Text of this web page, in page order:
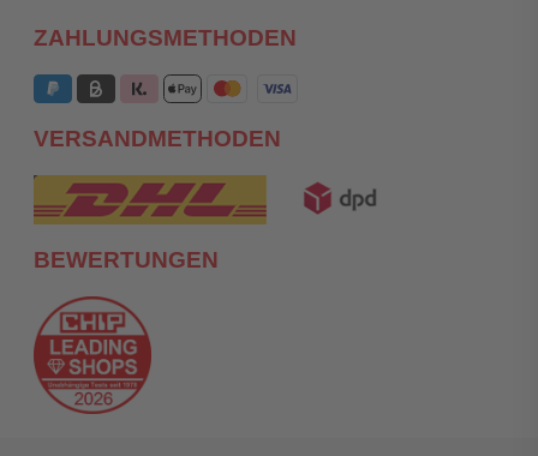
ZAHLUNGSMETHODEN
VERSANDMETHODEN
BEWERTUNGEN